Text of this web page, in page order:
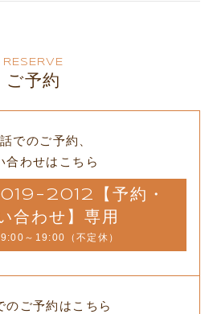
RESERVE
ご予約
でのご予約、
合わせはこちら
2012【予約・
合わせ】専用
～19:00（不定休）
のご予約はこちら